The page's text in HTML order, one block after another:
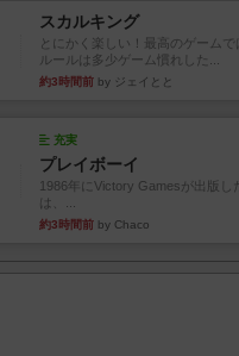
スカルキング
とにかく楽しい！最高のゲームで
ルールは多少ゲーム慣れした...
約3時間前 by ジェイとと
充実
プレイボーイ
1986年にVictory Gamesが出版し
は、...
約3時間前 by Chaco